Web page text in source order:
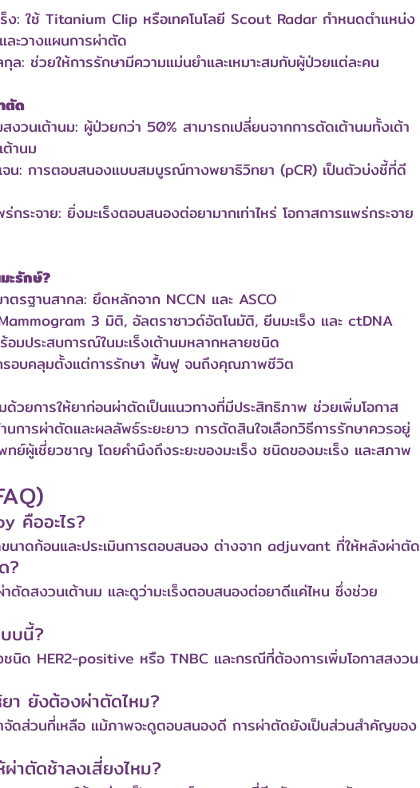
ร็ง: ใช้ Titanium Clip หรือเทคโนโลยี Scout Radar กำหนดตำแหน่ง
ะวางแผนการผ่าตัด
กุล: ช่วยให้การรักษามีความแม่นยำและเหมาะสมกับผู้ป่วยแต่ละคน
ตัด
งวนเต้านม: ผู้ป่วยกว่า 50% สามารถเปลี่ยนจากการตัดเต้านมทั้งเต้า
านม
น: การตอบสนองแบบสมบูรณ์ทางพยาธิวิทยา (pCR) เป็นตัวบ่งชี้ที่ดี
กระจาย: ยิ่งมะเร็งตอบสนองต่อยามากเท่าไหร่ โอกาสการแพร่กระจาย
ะรักษ์?
ตรฐานสากล: ยึดหลักจาก NCCN และ ASCO
3 มิติ, อัลตราซาวด์อัตโนมัติ, ยีนมะเร็ง และ ctDNA
มประสบการณ์ในมะเร็งเต้านมหลากหลายชนิด
อบคลุมตั้งแต่การรักษา ฟื้นฟู จนถึงคุณภาพชีวิต
ด้วยการให้ยาก่อนผ่าตัดเป็นแนวทางที่มีประสิทธิภาพ ช่วยเพิ่มโอกาส
นการผ่าตัดและผลลัพธ์ระยะยาว การตัดสินใจเลือกวิธีการรักษาควรอยู่
ย์ผู้เชี่ยวชาญ โดยคำนึงถึงระยะของมะเร็ง ชนิดของมะเร็ง และสภาพ
คืออะไร?
นาดก้อนและประเมินการตอบสนอง ต่างจาก adjuvant ที่ให้หลังผ่าตัด
?
ตัดสงวนเต้านม และดูว่ามะเร็งตอบสนองต่อยาดีแค่ไหน ซึ่งช่วย
บนี้?
ชนิด HER2-positive หรือ TNBC และกรณีที่ต้องการเพิ่มโอกาสสงวน
า ยังต้องผ่าตัดไหม?
ดส่วนที่เหลือ แม้ภาพจะดูตอบสนองดี การผ่าตัดยังเป็นส่วนสำคัญของ
าตัดช้าลงเสี่ยงไหม?